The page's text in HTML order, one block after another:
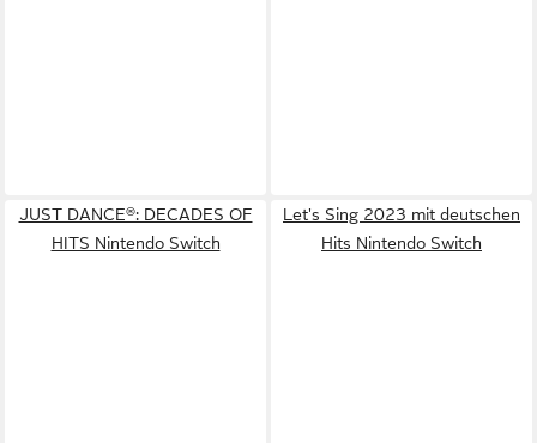
JUST DANCE®: DECADES OF
HITS Nintendo Switch
Let's Sing 2023 mit deutschen
Hits Nintendo Switch